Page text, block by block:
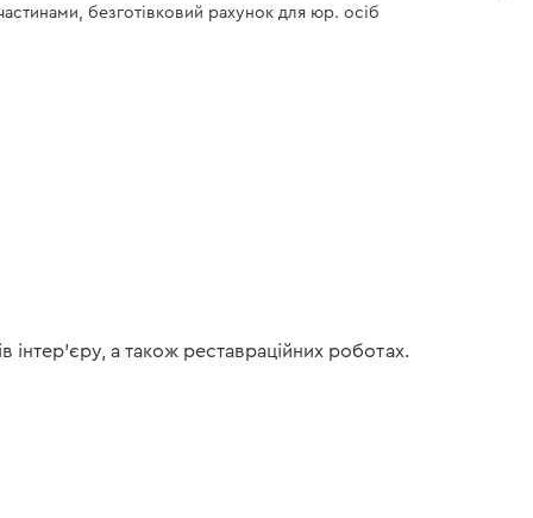
безготівковий рахунок для юр. осіб
а також реставраційних роботах.